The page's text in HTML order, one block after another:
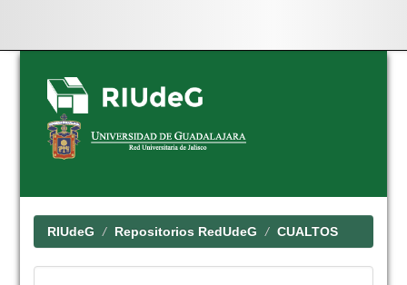
Skip
navigation
RIUdeG Repositorios RedUdeG CUALTOS